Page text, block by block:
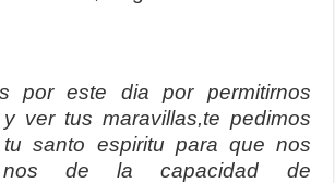
por este dia por permitirnos
ver tus maravillas,te pedimos
santo espiritu para que nos
de la capacidad de